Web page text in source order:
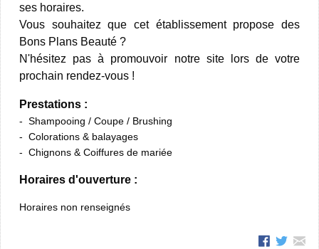
ses horaires.
Vous souhaitez que cet établissement propose des
Bons Plans Beauté ?
N'hésitez pas à promouvoir notre site lors de votre
prochain rendez-vous !
Prestations :
Shampooing / Coupe / Brushing
Colorations & balayages
Chignons & Coiffures de mariée
Horaires d'ouverture :
Horaires non renseignés